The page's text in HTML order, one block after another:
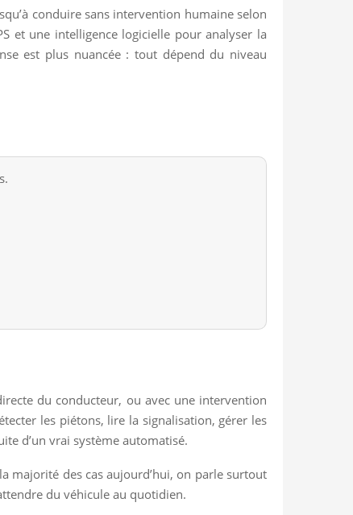
conduire sans intervention humaine selon
et une intelligence logicielle pour analyser la
est plus nuancée : tout dépend du niveau
du conducteur, ou avec une intervention
les piétons, lire la signalisation, gérer les
d’un vrai système automatisé.
majorité des cas aujourd’hui, on parle surtout
du véhicule au quotidien.